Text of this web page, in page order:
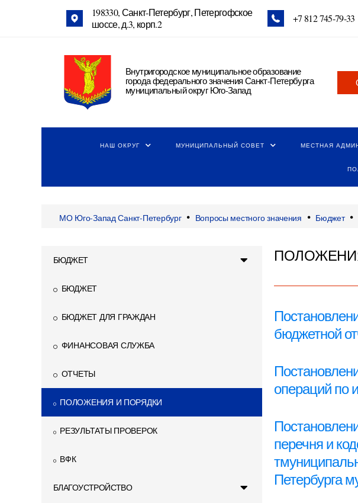
198330, Санкт-Петербург, Петергофское
шоссе, д.3, корп.2
+7 812 745‑79-33
Внутригородское муниципальное образование
города федерального значения Санкт-Петербурга
муниципальный округ Юго-Запад
НАШ ОКРУГ МУНИЦИПАЛЬНЫЙ СОВЕТ МЕСТНАЯ
МО Юго-Запад Санкт-Петербург• Вопросы местного значения • Бюджет•
БЮДЖЕТ
БЮДЖЕТ
БЮДЖЕТ ДЛЯ ГРАЖДАН
ФИНАНСОВАЯ СЛУЖБА
ОТЧЕТЫ
ПОЛОЖЕНИЯ И ПОРЯДКИ
РЕЗУЛЬТАТЫ ПРОВЕРОК
ВФК
БЛАГОУСТРОЙСТВО
бюджетной
операций по
перечня и
Петербурга